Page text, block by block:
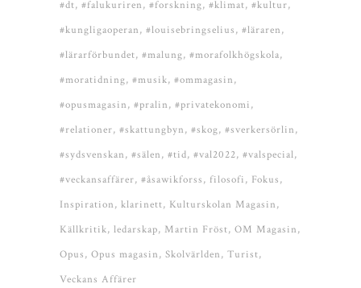
#dt #falukuriren #forskning #klimat #kultur
#kungligaoperan #louisebringselius #läraren
#lärarförbundet #malung #morafolkhögskola
#moratidning #musik #ommagasin
#opusmagasin #pralin #privatekonomi
#relationer #skattungbyn #skog #sverkersörlin
#sydsvenskan #sälen #tid #val2022 #valspecial
#veckansaffärer #åsawikforss filosofi
Fokus
Inspiration klarinett Kulturskolan Magasin
Källkritik ledarskap Martin Fröst OM Magasin
Opus Opus magasin Skolvärlden Turist
Veckans Affärer